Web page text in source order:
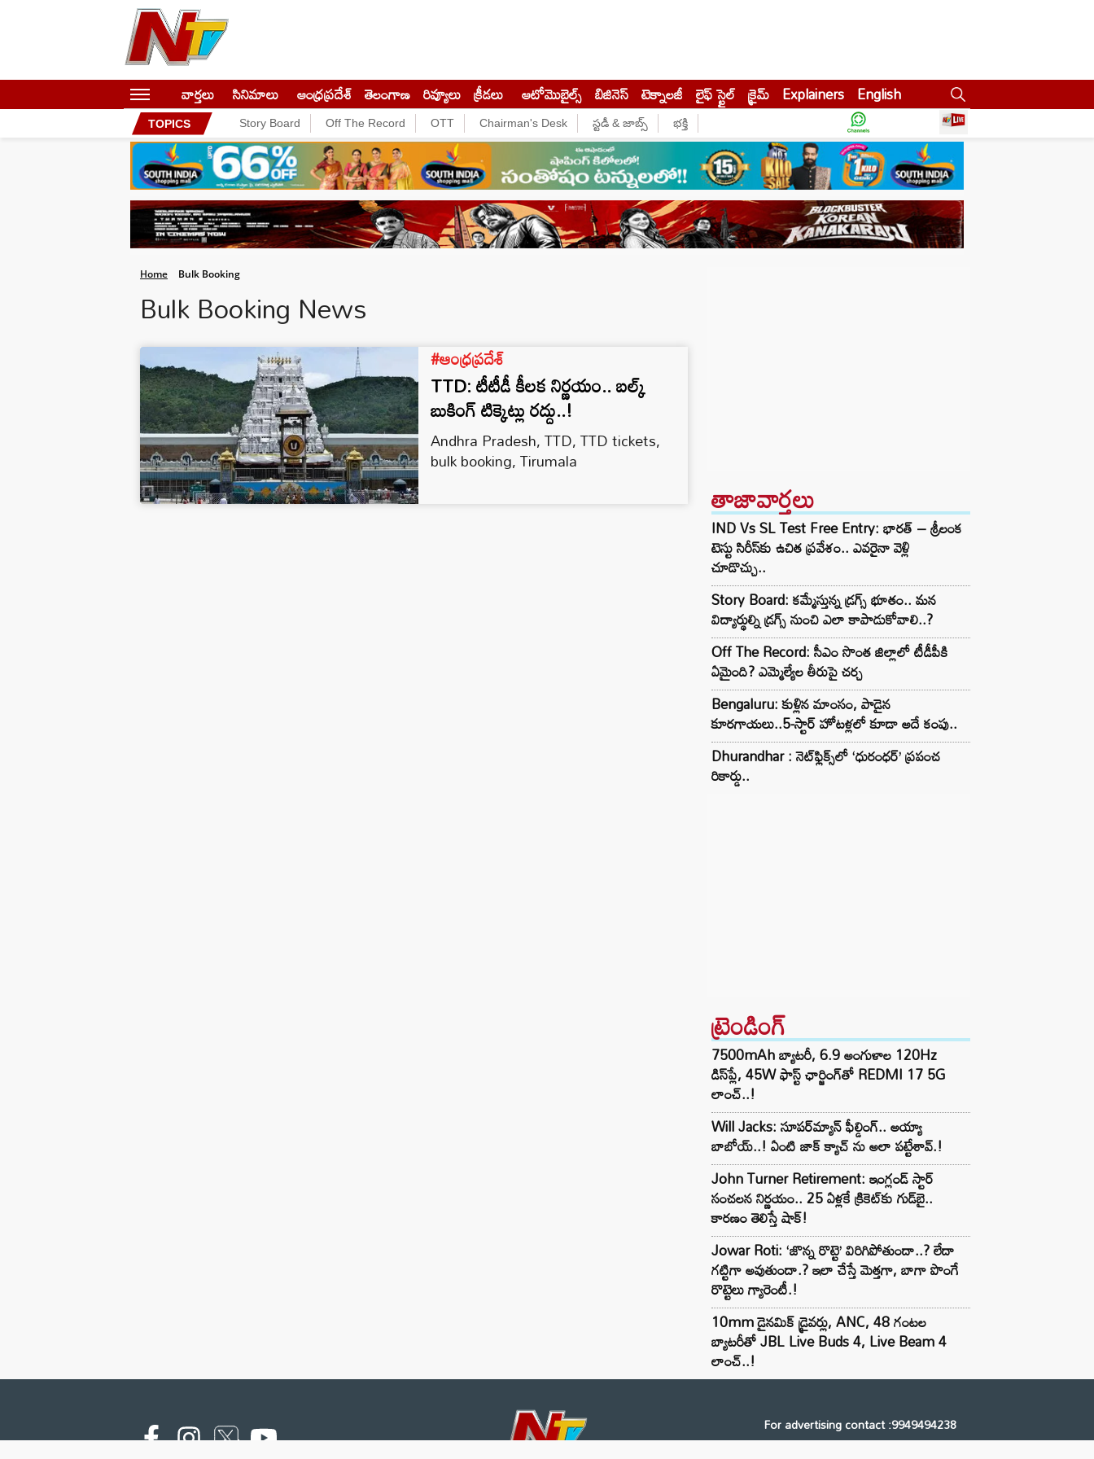
వార్తలు సినిమాలు ఆంధ్రప్రదేశ్ తెలంగాణ రివ్యూలు క్రీడలు ఆటోమొబైల్స్ బిజినెస్‌ టెక్నాలజీ లైఫ్ స్టైల్ క్రైమ్ Explainers English
TOPICS Story Board Off The Record OTT Chairman's Desk స్టడీ & జాబ్స్ భక్తి
Home Bulk Booking
Bulk Booking News
#ఆంధ్రప్రదేశ్
TTD: టీటీడీ కీలక నిర్ణయం.. బల్క్‌
బుకింగ్‌ టిక్కెట్లు రద్దు..!
Andhra Pradesh, TTD, TTD tickets,
bulk booking, Tirumala
తాజావార్తలు
IND Vs SL Test Free Entry: భారత్ – శ్రీలంక
టెస్టు సిరీస్‌కు ఉచిత ప్రవేశం.. ఎవరైనా వెళ్లి
చూడొచ్చు..
Story Board: కమ్మేస్తున్న డ్రగ్స్ భూతం.. మన
విద్యార్థుల్ని డ్రగ్స్ నుంచి ఎలా కాపాడుకోవాలి..?
Off The Record: సీఎం సొంత జిల్లాలో టీడీపీకి
ఏమైంది? ఎమ్మెల్యేల తీరుపై చర్చ
Bengaluru: కుళ్లిన మాంసం, పాడైన
కూరగాయలు..5-స్టార్ హోటళ్లలో కూడా అదే కంపు..
Dhurandhar : నెట్‌ఫ్లిక్స్‌లో ‘ధురంధర్’ ప్రపంచ
రికార్డు..
ట్రెండింగ్‌
7500mAh బ్యాటరీ, 6.9 అంగుళాల 120Hz
డిస్‌ప్లే, 45W ఫాస్ట్ ఛార్జింగ్‌తో REDMI 17 5G
లాంచ్..!
Will Jacks: సూపర్‌మ్యాన్ ఫీల్డింగ్.. అయ్యా
బాబోయ్..! ఏంటి జాక్ క్యాచ్ ను అలా పట్టేశావ్.!
John Turner Retirement: ఇంగ్లండ్ స్టార్
సంచలన నిర్ణయం.. 25 ఏళ్లకే క్రికెట్‌కు గుడ్‌బై..
కారణం తెలిస్తే షాక్!
Jowar Roti: ‘జొన్న రొట్టె’ విరిగిపోతుందా..? లేదా
గట్టిగా అవుతుందా.? ఇలా చేస్తే మెత్తగా, బాగా పొంగే
రొట్టెలు గ్యారెంటీ.!
10mm డైనమిక్ డ్రైవర్లు, ANC, 48 గంటల
బ్యాటరీతో JBL Live Buds 4, Live Beam 4
లాంచ్..!
For advertising contact :9949494238
Email: digital@ntvnetwork.com